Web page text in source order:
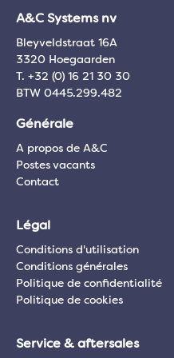
A&C Systems nv
Bleyveldstraat 16A
3320 Hoegaarden
T. +32 (0) 16 21 30 30
BTW 0445.299.482
Générale
A propos de A&C
Postes vacants
Contact
Légal
Conditions d'utilisation
Conditions générales
Politique de confidentialité
Politique de cookies
Service & aftersales